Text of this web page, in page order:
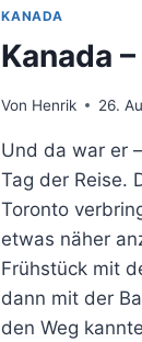
KANADA
Kanada
Von Henrik 26.
Und da war er
Tag der Reise.
Toronto
etwas näher
Frühstück mit
dann mit der
den Weg